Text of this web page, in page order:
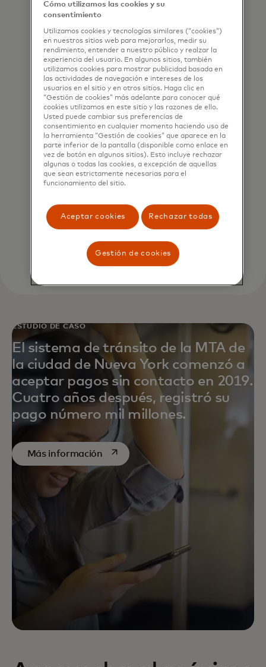
Reduce los riesgos, los costos y la mano de
obra de manejar y transportar efectivo.
Comodidad añadida
No se requieren recibos ni verificación del
de $50.
ESTUDIO DE CASO
El sistema de tránsito de la MTA de
la ciudad de Nueva York comenzó a
aceptar pagos sin contacto en 2019.
Cuatro años después, registró su
pago número mil millones.
Más informaciónse abre en una pestaña nueva
Cómo utilizamos las cookies y su
consentimiento
Utilizamos cookies y tecnologías similares (“cookies”)
en nuestros sitios web para mejorarlos, medir su
rendimiento, entender a nuestro público y realzar la
experiencia del usuario. En algunos sitios, también
utilizamos cookies para mostrar publicidad basada en
las actividades de navegación e intereses de los
usuarios en el sitio y en otros sitios. Haga clic en
“Gestión de cookies” más adelante para conocer qué
cookies utilizamos en este sitio y las razones de ello.
Usted puede cambiar sus preferencias de
consentimiento en cualquier momento haciendo uso de
la herramienta “Gestión de cookies” que aparece en la
parte inferior de la pantalla (disponible como enlace en
vez de botón en algunos sitios). Esto incluye rechazar
algunas o todas las cookies, a excepción de aquellas
que sean estrictamente necesarias para el
funcionamiento del sitio.
Aceptar cookies Rechazar todas
Gestión de cookies